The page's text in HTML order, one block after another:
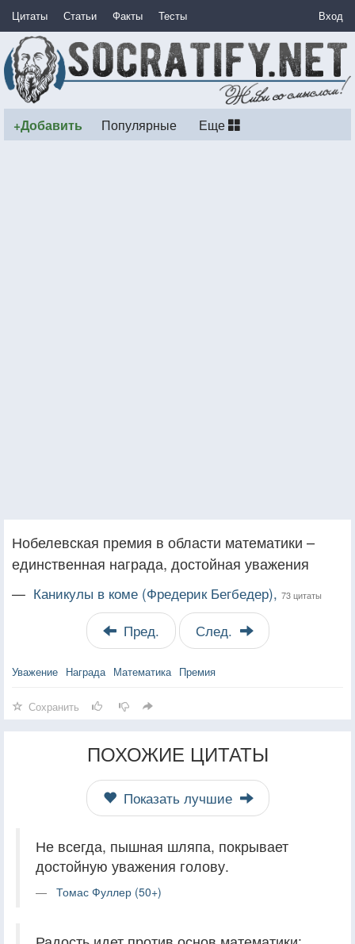
Цитаты Статьи Факты Тесты Вход
+Добавить Популярные Еще
Нобелевская премия в области математики –
единственная награда, достойная уважения
— Каникулы в коме (Фредерик Бегбедер), 73 цитаты
Пред. След.
Уважение Награда Математика Премия
Сохранить
ПОХОЖИЕ ЦИТАТЫ
Показать лучшие
Не всегда, пышная шляпа, покрывает
достойную уважения голову.
Томас Фуллер (50+)